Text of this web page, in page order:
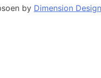
by Dimension Design